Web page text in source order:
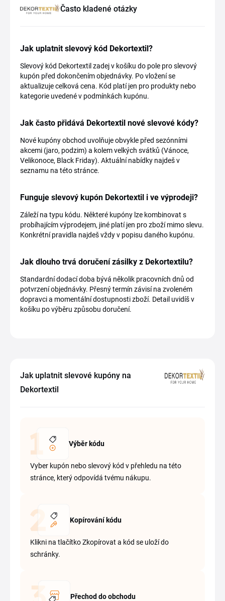
Často kladené otázky
Jak uplatnit slevový kód Dekortextil?
Slevový kód Dekortextil zadej v košíku do pole pro slevový
kupón před dokončením objednávky. Po vložení se
aktualizuje celková cena. Kód platí jen pro produkty nebo
kategorie uvedené v podmínkách kupónu.
Jak často přidává Dekortextil nové slevové kódy?
Nové kupóny obchod uvolňuje obvykle před sezónními
akcemi (jaro, podzim) a kolem velkých svátků (Vánoce,
Velikonoce, Black Friday). Aktuální nabídky najdeš v
seznamu na této stránce.
Funguje slevový kupón Dekortextil i ve výprodeji?
Záleží na typu kódu. Některé kupóny lze kombinovat s
probíhajícím výprodejem, jiné platí jen pro zboží mimo slevu.
Konkrétní pravidla najdeš vždy v popisu daného kupónu.
Jak dlouho trvá doručení zásilky z Dekortextilu?
Standardní dodací doba bývá několik pracovních dnů od
potvrzení objednávky. Přesný termín závisí na zvoleném
dopravci a momentální dostupnosti zboží. Detail uvidíš v
košíku po výběru způsobu doručení.
Jak uplatnit slevové kupóny na
Dekortextil
Výběr kódu
Vyber kupón nebo slevový kód v přehledu na této
stránce, který odpovídá tvému nákupu.
Kopírování kódu
Klikni na tlačítko Zkopírovat a kód se uloží do
schránky.
Přechod do obchodu